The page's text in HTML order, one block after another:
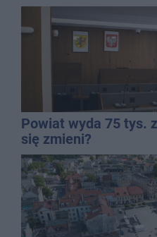
Powiat wyda 75 tys.
się zmieni?